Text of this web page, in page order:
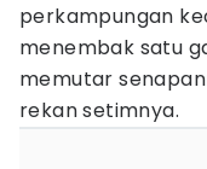
perkampungan
menembak satu
memutar
rekan setimnya.